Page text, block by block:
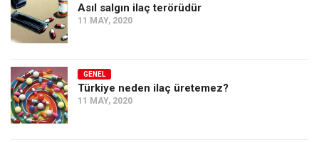
Asıl salgın ilaç terörüdür
11 MAY, 2020
GENEL
Türkiye neden ilaç üretemez?
11 MAY, 2020